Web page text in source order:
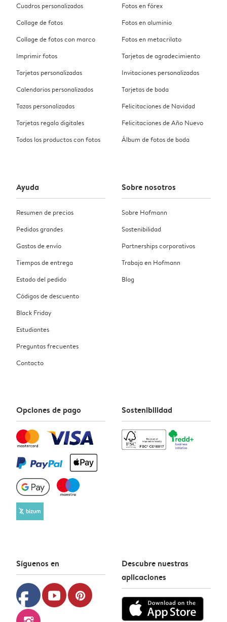
Cuadros personalizados
Collage de fotos
Collage de fotos con marco
Imprimir fotos
Tarjetas personalizadas
Calendarios personalizados
Tazas personalizadas
Tarjetas regalo digitales
Todos los productos con fotos
Fotos en fórex
Fotos en aluminio
Fotos en metacrilato
Tarjetas de agradecimiento
Invitaciones personalizadas
Tarjetas de boda
Felicitaciones de Navidad
Felicitaciones de Año Nuevo
Álbum de fotos de boda
Ayuda
Resumen de precios
Pedidos grandes
Gastos de envío
Tiempos de entrega
Estado del pedido
Códigos de descuento
Black Friday
Estudiantes
Preguntas frecuentes
Contacto
Sobre nosotros
Sobre Hofmann
Sostenibilidad
Partnerships corporativos
Trabaja en Hofmann
Blog
Opciones de pago Sostenibilidad
Síguenos en
facebook youtube pinterest
Descubre nuestras
aplicaciones